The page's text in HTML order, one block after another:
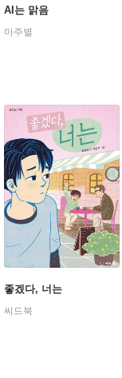
AI는 맑음
마주별
좋겠다, 너는
씨드북